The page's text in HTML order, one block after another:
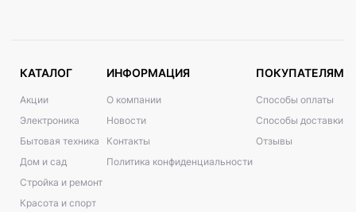
КАТАЛОГ
Акции
Электроника
Бытовая техника
Дом и сад
Стройка и ремонт
Красота и спорт
ИНФОРМАЦИЯ
О компании
Новости
Контакты
Политика конфиденциальности
ПОКУПАТЕЛЯМ
Способы оплаты
Способы доставки
Отзывы